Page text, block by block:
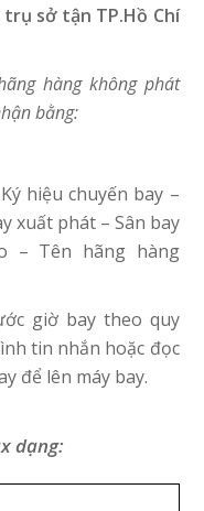
trụ sở tận TP.Hồ Chí
hàng không phát
bằng:
hiệu chuyến bay –
xuất phát – Sân bay
– Tên hãng hàng
giờ bay theo quy
tin nhắn hoặc đọc
để lên máy bay.
dạng: